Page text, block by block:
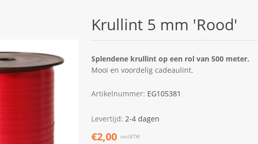
Krullint 5 mm 'Rood'
Splendene krullint op een rol van 500 meter.
Mooi en voordelig cadeaulint.
Artikelnummer: EG105381
Levertijd: 2-4 dagen
€2,00 excl.BTW